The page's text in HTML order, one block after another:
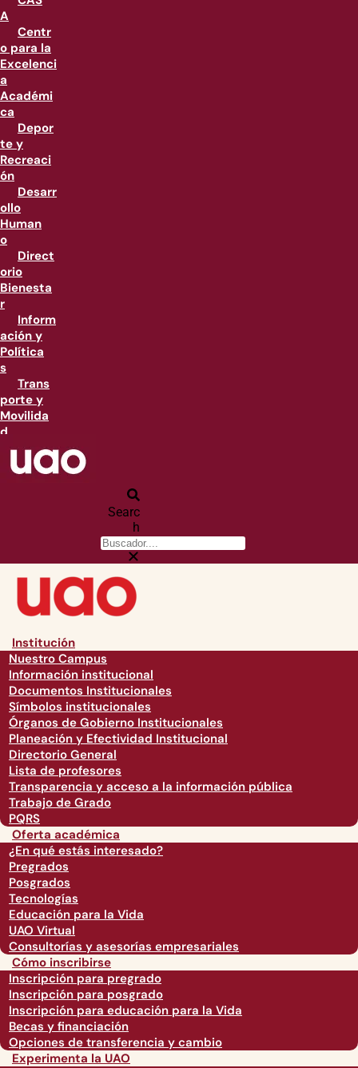
A
Centr
o para la
Excelenci
a
Académi
ca
Depor
te y
Recreaci
ón
Desarr
ollo
Human
o
Direct
orio
Bienesta
r
Inform
ación y
Política
s
Trans
porte y
Movilida
d
Searc
h
Institución
Nuestro Campus
Información institucional
Documentos Institucionales
Símbolos institucionales
Órganos de Gobierno Institucionales
Planeación y Efectividad Institucional
Directorio General
Lista de profesores
Transparencia y acceso a la información pública
Trabajo de Grado
PQRS
Oferta académica
¿En qué estás interesado?
Pregrados
Posgrados
Tecnologías
Educación para la Vida
UAO Virtual
Consultorías y asesorías empresariales
Cómo inscribirse
Inscripción para pregrado
Inscripción para posgrado
Inscripción para educación para la Vida
Becas y financiación
Opciones de transferencia y cambio
Experimenta la UAO